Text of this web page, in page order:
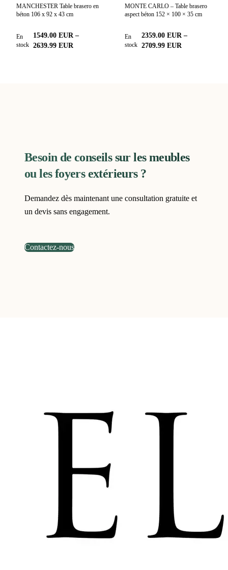
MANCHESTER Table brasero en
béton 106 x 92 x 43 cm
En
stock
1549.00 EUR –
2639.99 EUR
MONTE CARLO – Table brasero
aspect béton 152 × 100 × 35 cm
En
stock
2359.00 EUR –
2709.99 EUR
Besoin de conseils sur les meubles
ou les foyers extérieurs ?
Demandez dès maintenant une consultation gratuite et
un devis sans engagement.
Contactez-nous